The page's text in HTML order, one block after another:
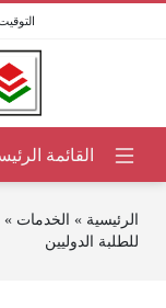
الرئيسية » الخدمات »
للطلبة الدوليين